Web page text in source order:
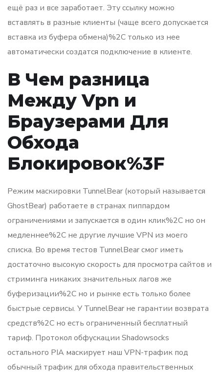
ещё раз и все заработает. Эту ссылку можно
вставлять в разные клиенты (чаще всего допускается
вставка из буфера обмена)%2C только из нее
автоматически создатся подключение в клиенте.
В Чем разница
Между Vpn и
Браузерами Для
Обхода
Блокировок%3F
Режим маскировки TunnelBear (который называется
GhostBear) работаете в странах пиппардом
ограничениями и запускается в один клик%2C но он
медленнее%2C не другие лучшие VPN из моего
списка. Во время тестов TunnelBear смог иметь
достаточно высокую скорость для просмотра сайтов и
стриминга никаких значительных лагов же
буферизации%2C но и рынке есть только более
быстрые сервисы. У TunnelBear не гарантии возврата
средств%2C но есть ограниченный бесплатный
тариф. Протокол обфускации Shadowsocks
остального PIA маскирует наш VPN-трафик под
обычный трафик для обхода правительственных